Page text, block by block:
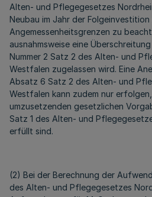
Alten- und Pflegegesetzes
Neubau im Jahr der
Angemessenheitsgrenzen zu
ausnahmsweise eine
Nummer 2 Satz 2 des Alten- und
Westfalen zugelassen wird. Eine
Absatz 6 Satz 2 des Alten- und
Westfalen kann zudem nur
umzusetzenden gesetzlichen
Satz 1 des Alten- und
erfüllt sind.
(2) Bei der Berechnung der
des Alten- und Pflegegesetzes